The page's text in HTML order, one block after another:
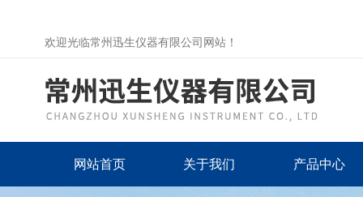
欢迎光临常州迅生仪器有限公司网站！
网站首页 关于我们 产品中心